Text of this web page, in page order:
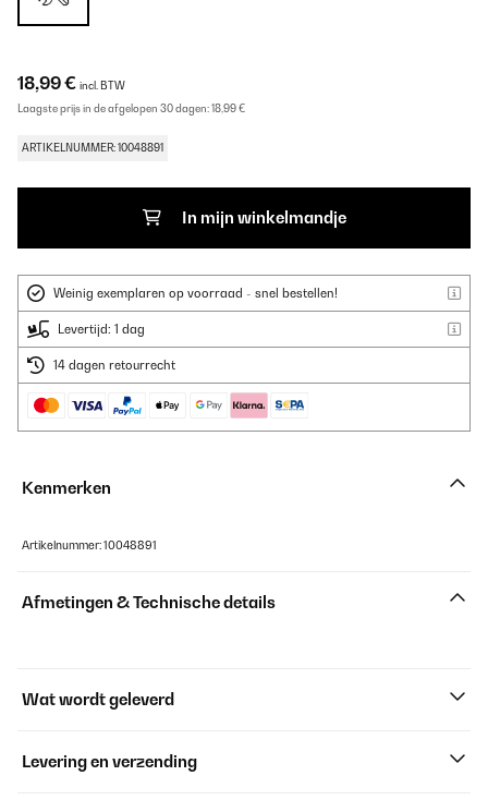
18,99 € incl. BTW
Laagste prijs in de afgelopen 30 dagen:18,99 €
ARTIKELNUMMER: 10048891
In mijn winkelmandje
Weinig exemplaren op voorraad - snel bestellen!
Levertijd: 1 dag
14 dagen retourrecht
Kenmerken
Artikelnummer: 10048891
Afmetingen & Technische details
Wat wordt geleverd
Levering en verzending